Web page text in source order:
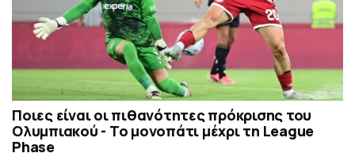
Ποιες είναι οι πιθανότητες πρόκρισης του
Ολυμπιακού - Το μονοπάτι μέχρι τη League
Phase